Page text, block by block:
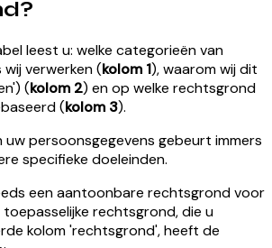
leest u: welke categorieën van
verwerken (kolom 1), waarom wij dit
(kolom 2) en op welke rechtsgrond
(kolom 3).
uw persoonsgegevens gebeurt immers
specifieke doeleinden.
een aantoonbare rechtsgrond voor
toepasselijke rechtsgrond, die u
kolom 'rechtsgrond', heeft de